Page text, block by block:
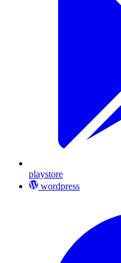
playstore
wordpress